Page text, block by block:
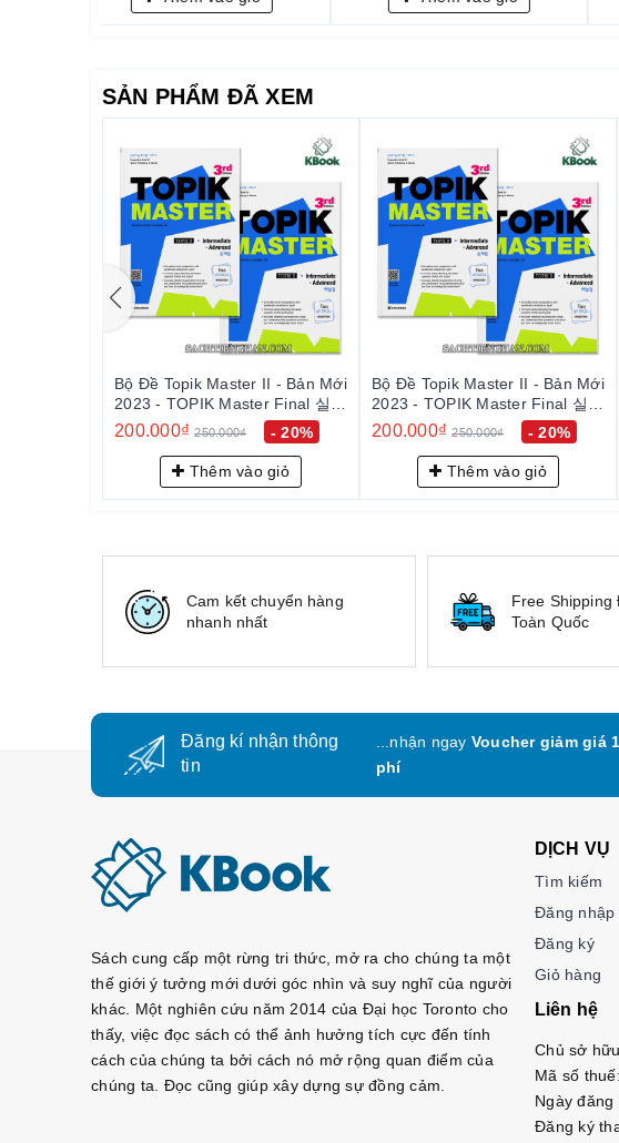
SẢN PHẨM ĐÃ XEM
- 20%
Bộ Đề Topik Master II - Bản Mới
2023 - TOPIK Master Final 실전
모의고사 2
200.000₫ 250.000₫
Thêm vào giỏ
- 20%
Bộ Đề Topik Master II - Bản Mới
2023 - TOPIK Master Final 실전
모의고사 2
200.000₫ 250.000₫
Thêm vào giỏ
Cam kết chuyển hàng
nhanh nhất
Free Shipping
Toàn Quốc
Đăng kí nhận thông
tin
...nhận ngay Voucher giảm giá
phí
Sách cung cấp một rừng tri thức, mở ra cho chúng ta một
thế giới ý tưởng mới dưới góc nhìn và suy nghĩ của người
khác. Một nghiên cứu năm 2014 của Đại học Toronto cho
thấy, việc đọc sách có thể ảnh hưởng tích cực đến tính
cách của chúng ta bởi cách nó mở rộng quan điểm của
chúng ta. Đọc cũng giúp xây dựng sự đồng cảm.
DỊCH VỤ
Tìm kiếm
Đăng nhập
Đăng ký
Giỏ hàng
Liên hệ
Chủ sở
Mã số
Ngày
Đăng ký